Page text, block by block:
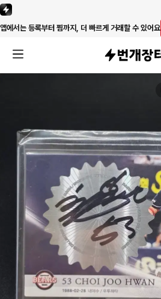
앱에서는 등록부터 찜까지, 더 빠르게 거래할 수 있어요